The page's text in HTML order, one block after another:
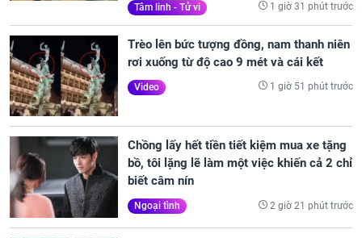
Tâm linh - Tử vi 1 giờ 31 phút trước
Trèo lên bức tượng đồng, nam thanh niên
rơi xuống từ độ cao 9 mét và cái kết
Video 1 giờ 51 phút trước
Chồng lấy hết tiền tiết kiệm mua xe tặng
bồ, tôi lặng lẽ làm một việc khiến cả 2 chỉ
biết câm nín
Ngoại tình 2 giờ 21 phút trước